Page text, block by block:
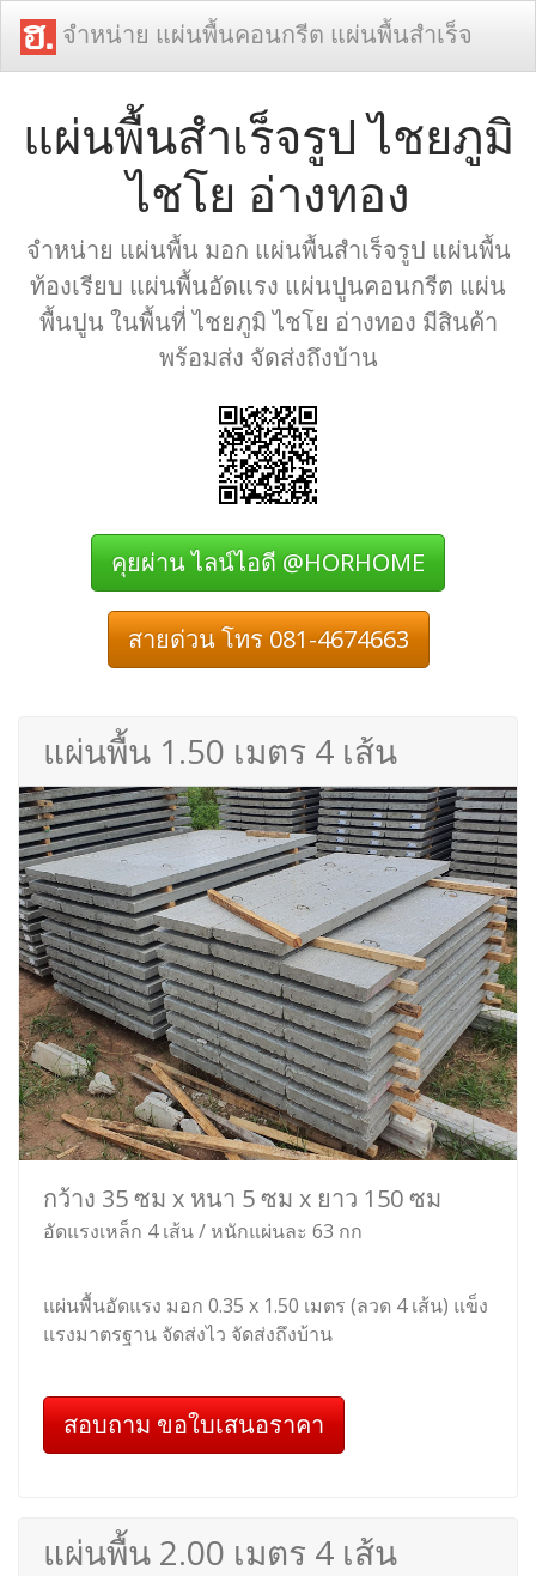
จำหน่าย แผ่นพื้นคอนกรีต แผ่นพื้นสำเร็จ
แผ่นพื้นสำเร็จรูป ไชยภูมิ
ไชโย อ่างทอง
จำหน่าย แผ่นพื้น มอก แผ่นพื้นสำเร็จรูป แผ่นพื้น
ท้องเรียบ แผ่นพื้นอัดแรง แผ่นปูนคอนกรีต แผ่น
พื้นปูน ในพื้นที่ ไชยภูมิ ไชโย อ่างทอง มีสินค้า
พร้อมส่ง จัดส่งถึงบ้าน
คุยผ่าน ไลน์ไอดี @HORHOME
สายด่วน โทร 081-4674663
แผ่นพื้น 1.50 เมตร 4 เส้น
กว้าง 35 ซม x หนา 5 ซม x ยาว 150 ซม
อัดแรงเหล็ก 4 เส้น / หนักแผ่นละ 63 กก
แผ่นพื้นอัดแรง มอก 0.35 x 1.50 เมตร (ลวด 4 เส้น) แข็ง
แรงมาตรฐาน จัดส่งไว จัดส่งถึงบ้าน
สอบถาม ขอใบเสนอราคา
แผ่นพื้น 2.00 เมตร 4 เส้น